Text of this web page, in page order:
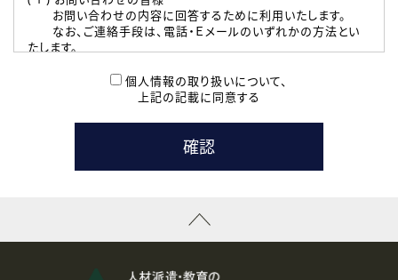
お問い合わせの内容に回答するために利用いたします。
なお、ご連絡手段は、電話・Ｅメールのいずれかの方法とい
たします。
本登録に関するご連絡および本登録時の参考情報として利
たします。
( 3 ) スタッフ派遣を検討されている企業の皆様
お問い合わせの内容に回答するために利用いたします。
なお、ご連絡手段は、電話・Ｅメールのいずれかの方法とい
資料送付、受講相談に関するご連絡のために利用いたしま
その他、お問い合わせの内容に回答するために利用いたし
個人情報の取り扱いについて、
上記の記載に同意する